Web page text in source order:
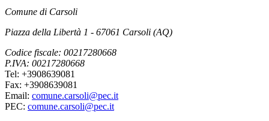
Comune di Carsoli
Piazza della Libertà 1 - 67061 Carsoli (AQ)
Codice fiscale: 00217280668
P.IVA: 00217280668
Tel: +3908639081
Fax: +3908639081
Email: comune.carsoli@pec.it
PEC: comune.carsoli@pec.it